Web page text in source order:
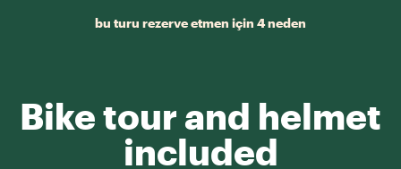
bu turu rezerve etmen için 4 neden
Bike tour and helmet
included